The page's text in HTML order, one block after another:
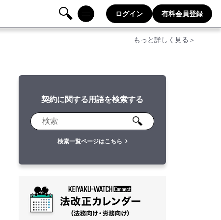
検
メニ
ログイン 有料会員登録
もっと詳しく見る＞
契約に関する用語を検索する
検索一覧ページはこちら